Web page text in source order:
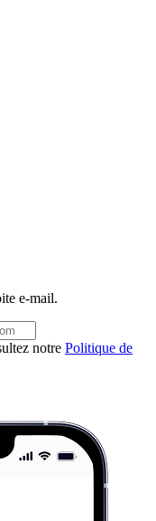
e-mail.
notre Politique de